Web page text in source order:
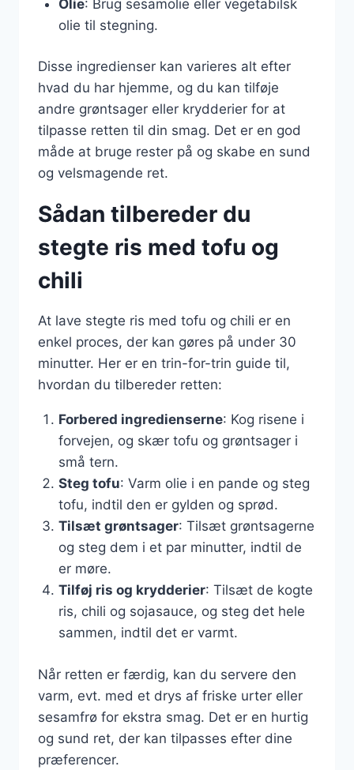
Olie: Brug sesamolie eller vegetabilsk
olie til stegning.
Disse ingredienser kan varieres alt efter
hvad du har hjemme, og du kan tilføje
andre grøntsager eller krydderier for at
tilpasse retten til din smag. Det er en god
måde at bruge rester på og skabe en sund
og velsmagende ret.
Sådan tilbereder du
stegte ris med tofu og
chili
At lave stegte ris med tofu og chili er en
enkel proces, der kan gøres på under 30
minutter. Her er en trin-for-trin guide til,
hvordan du tilbereder retten:
Forbered ingredienserne: Kog risene i
forvejen, og skær tofu og grøntsager i
små tern.
Steg tofu: Varm olie i en pande og steg
tofu, indtil den er gylden og sprød.
Tilsæt grøntsager: Tilsæt grøntsagerne
og steg dem i et par minutter, indtil de
er møre.
Tilføj ris og krydderier: Tilsæt de kogte
ris, chili og sojasauce, og steg det hele
sammen, indtil det er varmt.
Når retten er færdig, kan du servere den
varm, evt. med et drys af friske urter eller
sesamfrø for ekstra smag. Det er en hurtig
og sund ret, der kan tilpasses efter dine
præferencer.